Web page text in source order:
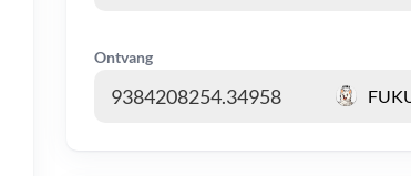
Ontvang